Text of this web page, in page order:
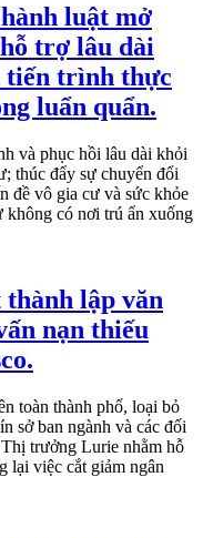
luật mở
trợ lâu dài
tiến trình thực
luẩn quẩn.
và phục hồi lâu dài khỏi
thúc đẩy sự chuyển đổi
đề vô gia cư và sức khỏe
không có nơi trú ẩn xuống
lập văn
nạn thiếu
toàn thành phố, loại bỏ
sở ban ngành và các đối
trưởng Lurie nhằm hỗ
lại việc cắt giảm ngân